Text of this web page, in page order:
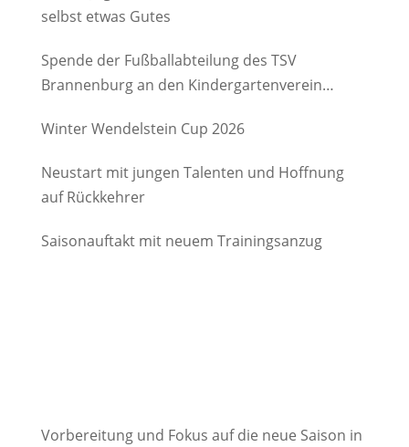
selbst etwas Gutes
Spende der Fußballabteilung des TSV
Brannenburg an den Kindergartenverein
Winter Wendelstein Cup 2026
Neustart mit jungen Talenten und Hoffnung
auf Rückkehrer
Saisonauftakt mit neuem Trainingsanzug
Vorbereitung und Fokus auf die neue Saison in